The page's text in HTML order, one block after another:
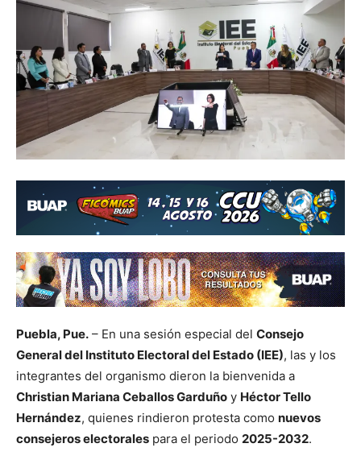
Puebla, Pue. – En una sesión especial del Consejo
General del Instituto Electoral del Estado (IEE), las y los
integrantes del organismo dieron la bienvenida a
Christian Mariana Ceballos Garduño y Héctor Tello
Hernández, quienes rindieron protesta como nuevos
consejeros electorales para el periodo 2025-2032.